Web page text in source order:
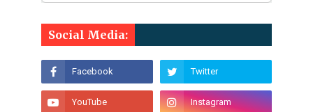
Social Media: